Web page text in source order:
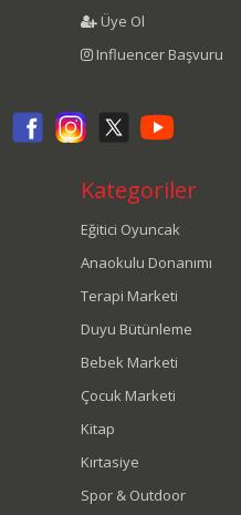
Üye Ol
Influencer Başvuru
Kategoriler
Eğitici Oyuncak
Anaokulu Donanımı
Terapi Marketi
Duyu Bütünleme
Bebek Marketi
Çocuk Marketi
Kitap
Kırtasiye
Spor & Outdoor